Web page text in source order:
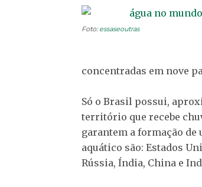
Foto: essaseoutras
concentradas em nove
Só o Brasil possui,
território que recebe
garantem a formação de
aquático são: Estados
Rússia, Índia, China e